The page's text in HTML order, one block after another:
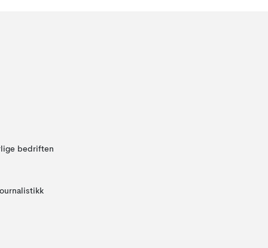
bedriften